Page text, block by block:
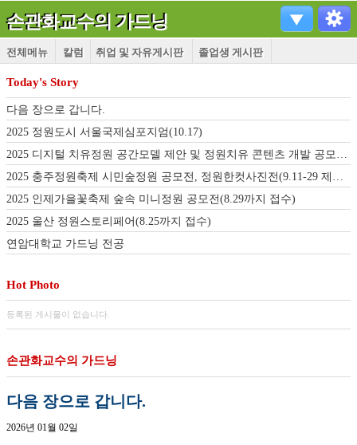
손관화교수의 가드닝
전체메뉴 칼럼 취업 및 자유게시판 졸업생 게시판
Today's Story
다음 장으로 갑니다.
2025 정원도시 서울국제심포지엄(10.17)
2025 디지털 치유정원 공간모델 제안 및 정원치유 콘텐츠 개발 공모전(9.22-10.19)
2025 충주정원축제 시민숲정원 공모전, 정원한컷사진전(9.11-29 제출기간 연장)
2025 인제가을꽃축제 숲속 미니정원 공모전(8.29까지 접수)
2025 울산 정원스토리페어(8.25까지 접수)
연암대학교 가드닝 전공
Hot Photo
등록된 게시물이 없습니다.
손관화교수의 가드닝
다음 장으로 갑니다.
2026년 01월 02일